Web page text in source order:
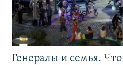
Генералы и семья. Что